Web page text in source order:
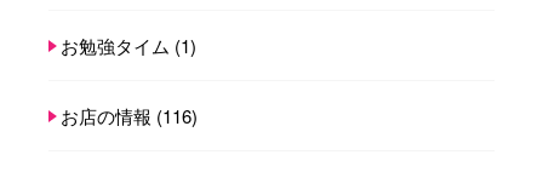
お勉強タイム (1)
お店の情報 (116)